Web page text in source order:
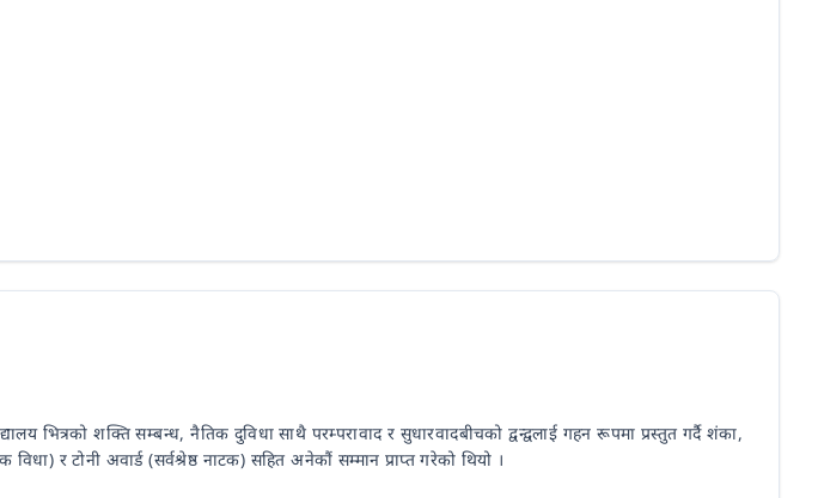
भित्रको शक्ति सम्बन्ध, नैतिक दुविधा साथै परम्परावाद र सुधारवादबीचको द्वन्द्वलाई गहन रूपमा प्रस्तुत गर्दै शंका,
र टोनी अवार्ड (सर्वश्रेष्ठ नाटक) सहित अनेकौं सम्मान प्राप्त गरेको थियो ।